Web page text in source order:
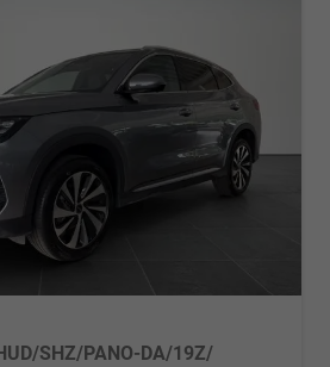
SHZ/PANO-DA/19Z/